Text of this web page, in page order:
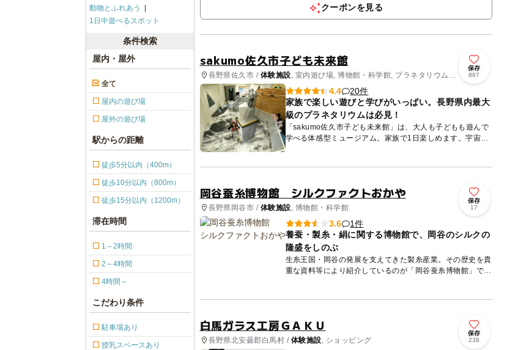
クーポンを見る
sakumo佐久市子ども未来館
長野県佐久市 / 体験施設 , 室内遊び場, 博物館・科学館, プラネタリウム・
天文台
保存
887
4.4
20件
家族で楽しい遊びと学びがいっぱい。長野県内最大
級のプラネタリウムは必見！
「sakumo佐久市子ども未来館」は、大人も子どもも遊んで
学べる体感型ミュージアム。家族で1日楽しめます。宇宙や
恐竜などがテーマの３階建て展示。長野県内最大級のプラネ
岡谷蚕糸博物館 シルクファクトおかや
長野県岡谷市 / 体験施設 , 博物館・科学館
保存
17
3.6
1件
養蚕・製糸・絹に関する博物館で、岡谷のシルクの
隆盛をしのぶ
生糸王国・岡谷の発展を支えてきた製糸産業。その歴史を貴
重な資料等により紹介しているのが「岡谷蚕糸博物館」で
白馬ガラス工房ＧＡＫＵ
長野県北安曇郡白馬村 / 体験施設 , ショッピング
保存
238
動物とふれあう
1日中遊べるスポット
条件検索
屋内・屋外
全て
屋内の遊び場
屋外の遊び場
駅からの距離
徒歩5分以内（400m）
徒歩10分以内（800m）
徒歩15分以内（1200m）
滞在時間
1～2時間
2～4時間
4時間～
こだわり条件
駐車場あり
授乳スペースあり